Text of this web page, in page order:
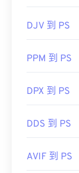
DJV 到 PS
PPM 到 PS
DPX 到 PS
DDS 到 PS
AVIF 到 PS